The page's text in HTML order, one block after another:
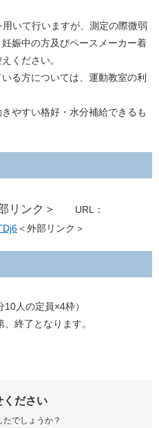
いて行いますが、測定の際微弱
娠中の方及びペースメーカー着
ください。
る方については、運動教室の利
やすい格好・水分補給できるも
リンク＞
URL：
＜外部リンク＞
人の定員×4枠）
となります。
ください
でしょうか？